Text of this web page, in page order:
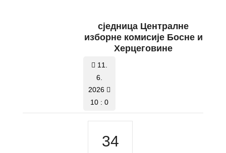
сједница Централне
изборне комисије Босне и
Херцеговине
11.
6.
2026
10 : 0
34